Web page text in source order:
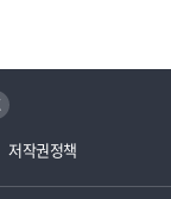
저작권정책